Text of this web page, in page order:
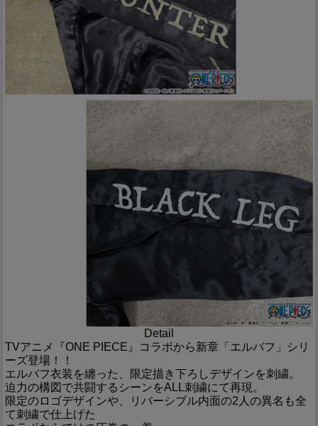
Detail
TVアニメ『ONE PIECE』コラボから新章「エルバフ」シリ
ーズ登場！！
エルバフ衣装を纏った、限定描き下ろしデザインを刺繍。
迫力の構図で共闘するシーンをALL刺繍にて再現。
限定のロゴデザインや、リバーシブル内面の2人の異名も全
て刺繍で仕上げた